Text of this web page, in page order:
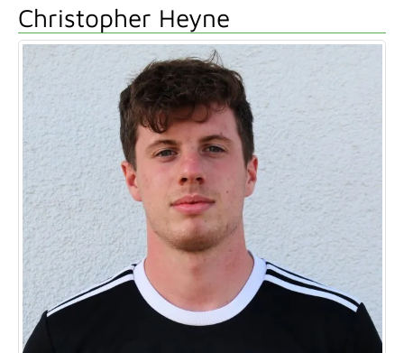
Christopher Heyne